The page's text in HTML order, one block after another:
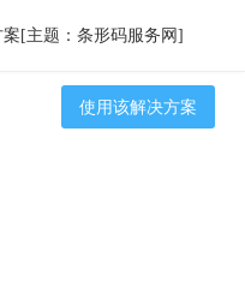
[主题：条形码服务网]
使用该解决方案